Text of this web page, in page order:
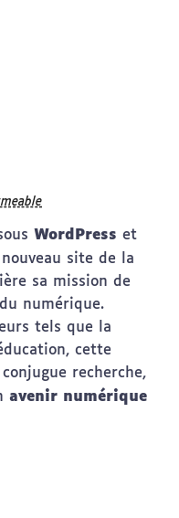
WordPress et
site de la
sa mission de
numérique.
tels que la
cette
recherche,
avenir numérique